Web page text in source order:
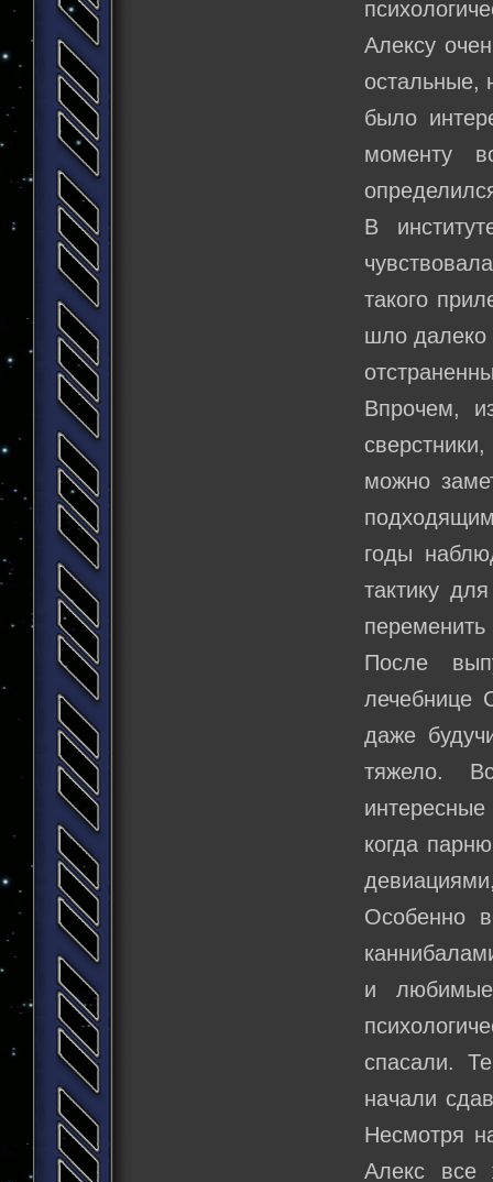
Алексу
остальные,
было
моменту
В
такого
шло далеко
Впрочем,
можно
годы
тактику
После
лечебнице
даже
тяжело.
когда
Особенно
и
спасали.
начали
Несмотря
Алекс все